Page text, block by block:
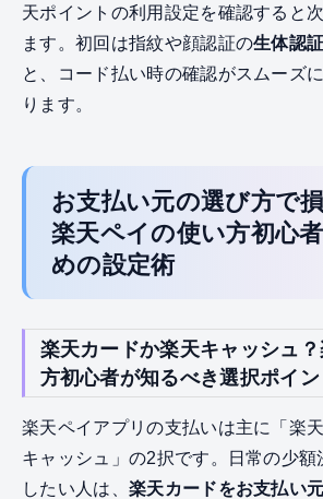
天ポイントの利用設定を確認すると
ます。初回は指紋や顔認証の生体認
と、コード払い時の確認がスムーズ
ります。
お支払い元の選び方で
楽天ペイの使い方初心
めの設定術
楽天カードか楽天キャッシュ
方初心者が知るべき選択ポイン
楽天ペイアプリの支払いは主に「楽
キャッシュ」の2択です。日常の少額
したい人は、 楽天カードをお支払い